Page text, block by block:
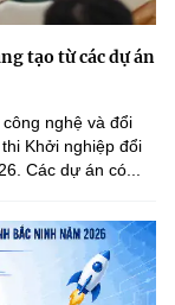
tạo từ các dự án
nghệ và đổi
Khởi nghiệp đổi
Các dự án có...